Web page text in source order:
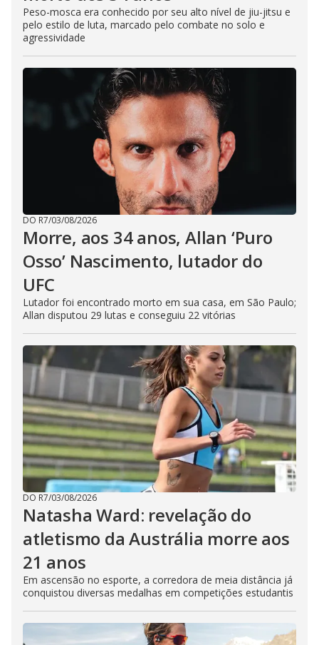
Peso-mosca era conhecido por seu alto nível de jiu-jitsu e
pelo estilo de luta, marcado pelo combate no solo e
agressividade
DO R7/03/08/2026
Morre, aos 34 anos, Allan ‘Puro
Osso’ Nascimento, lutador do
UFC
Lutador foi encontrado morto em sua casa, em São Paulo;
Allan disputou 29 lutas e conseguiu 22 vitórias
DO R7/03/08/2026
Natasha Ward: revelação do
atletismo da Austrália morre aos
21 anos
Em ascensão no esporte, a corredora de meia distância já
conquistou diversas medalhas em competições estudantis